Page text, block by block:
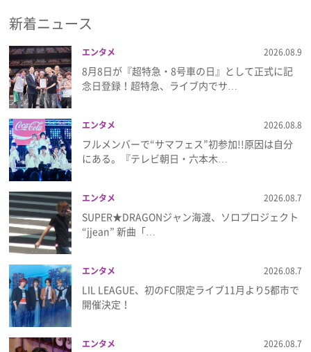
フィルム
Emoメン
ランキング
Emo!miuとは？
免責事項
プライバシーポリシー
利用規約
お問い合わせ
新着ニュース
エンタメ 2026.08.9
8月8日が『超特急・8号車の日』として正式に記
念日登録！超特急、ライブ内でサ…
エンタメ 2026.08.8
フルメンバーで“サマフェス”初参加!!原因は自分
にある。『テレビ朝日・六本木…
エンタメ 2026.08.7
SUPER★DRAGONジャン海渡、ソロプロジェクト
“jjean” 新曲「…
エンタメ 2026.08.7
LIL LEAGUE、初のFC限定ライブ11月より5都市で
開催決定！
エンタメ 2026.08.7